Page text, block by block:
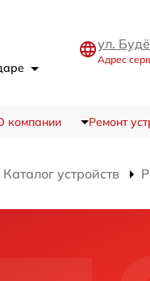
ул.
Адрес
компании Ремонт
Каталог устройств